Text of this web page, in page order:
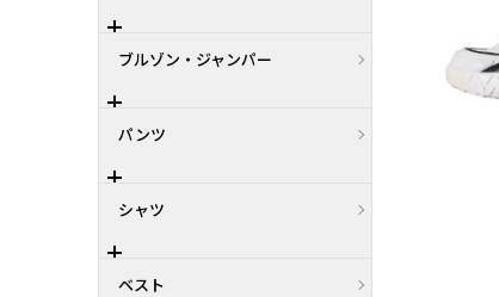
ブルゾン・ジャンパー
パンツ
シャツ
ベスト